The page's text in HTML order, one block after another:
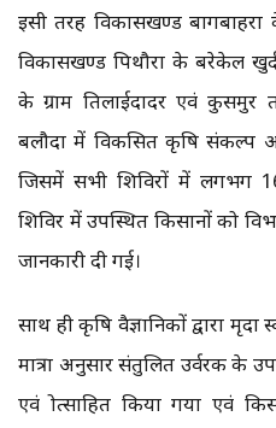
इसी तरह विकासखण्ड बागबाहरा
विकासखण्ड पिथौरा के बरेकेल
के ग्राम तिलाईदादर एवं
बलौदा में विकसित कृषि संकल्प
जिसमें सभी शिविरों में लगभग
शिविर में उपस्थित किसानों को
जानकारी दी गई।
साथ ही कृषि वैज्ञानिकों द्वारा
मात्रा अनुसार संतुलित उर्वरक के
एवं प्रोत्साहित किया गया एवं